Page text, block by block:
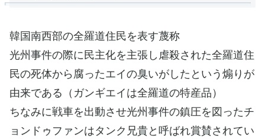
韓国南西部の全羅道住民を表す蔑称
光州事件の際に民主化を主張し虐殺された全羅道住
民の死体から腐ったエイの臭いがしたという煽りが
由来である（ガンギエイは全羅道の特産品）
ちなみに戦車を出動させ光州事件の鎮圧を図ったチ
ョンドゥファンはタンク兄貴と呼ばれ賞賛されてい